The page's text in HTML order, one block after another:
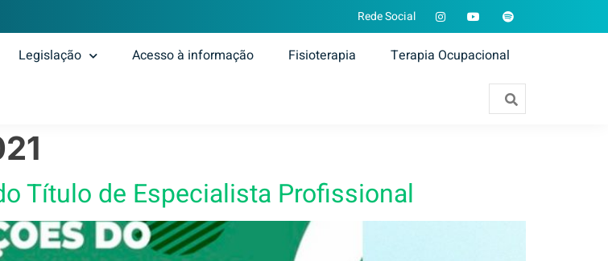
Rede Social
Legislação Acesso à informação Fisioterapia Terapia Ocupacional
Título de Especialista Profissional